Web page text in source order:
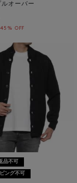
オーバー
45% OFF
品不可
ング不可